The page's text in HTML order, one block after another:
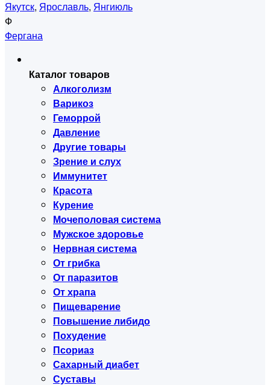
Якутск, Ярославль, Янгиюль
Ф
Фергана
Каталог товаров
Алкоголизм
Варикоз
Геморрой
Давление
Другие товары
Зрение и слух
Иммунитет
Красота
Курение
Мочеполовая система
Мужское здоровье
Нервная система
От грибка
От паразитов
От храпа
Пищеварение
Повышение либидо
Похудение
Псориаз
Сахарный диабет
Суставы